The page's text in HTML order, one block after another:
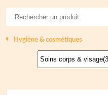
Hygiène & cosmétiques